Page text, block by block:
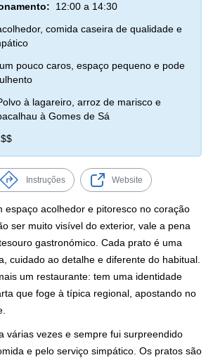
12:00 a 14:30
comida caseira de qualidade e
pouco caros, espaço pequeno e pode
à lagareiro, arroz de marisco e
à Gomes de Sá
$$
Instruções Website
espaço acolhedor e pitoresco no coração
ser muito visível do exterior, vale a pena
gastronómico. Cada prato é uma
cuidado ao detalhe e diferente do habitual.
um restaurante: tem uma identidade
que foge à típica regional, apostando no
várias vezes e sempre fui surpreendido
e pelo serviço simpático. Os pratos são